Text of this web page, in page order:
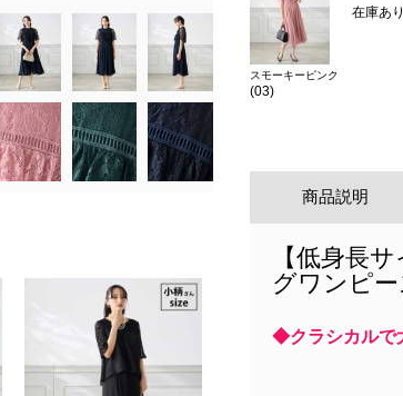
スモーキーピンク
(03)
在庫あり
商品説明
【低身長
グワンピー
◆クラシカルで